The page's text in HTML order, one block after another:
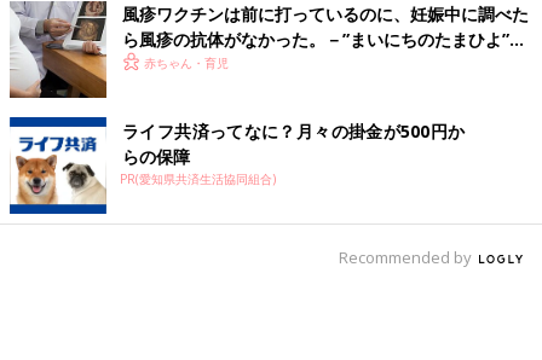
風疹ワクチンは前に打っているのに、妊娠中に調べた
ら風疹の抗体がなかった。－”まいにちのたまひよ”の
体験談
赤ちゃん・育児
ライフ共済ってなに？月々の掛金が500円か
らの保障
PR(愛知県共済生活協同組合)
Recommended by